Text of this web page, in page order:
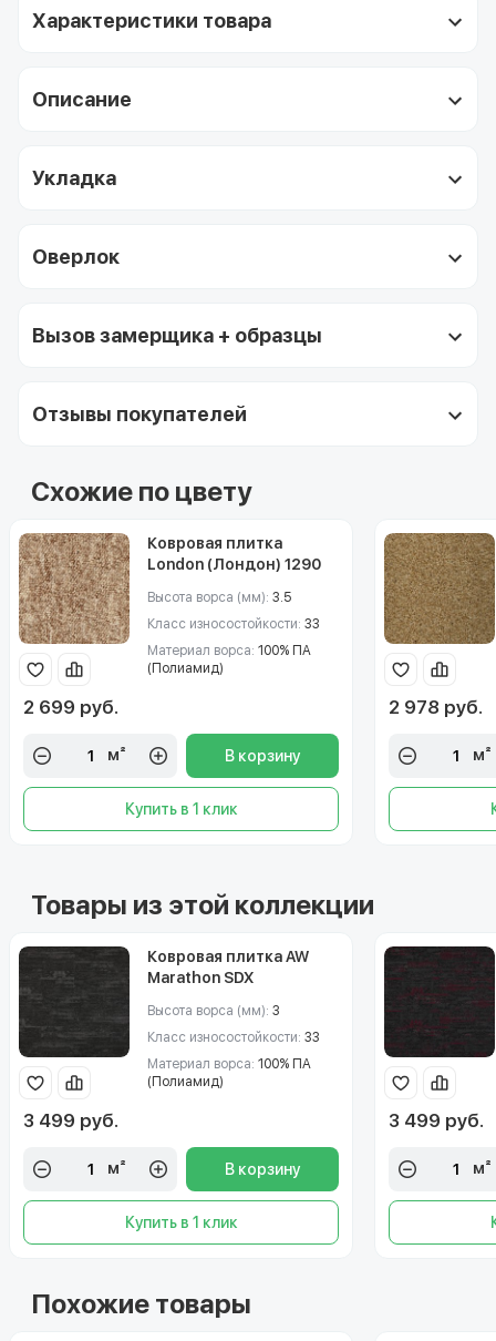
Характеристики товара
Описание
Укладка
Оверлок
Вызов замерщика + образцы
Отзывы покупателей
Схожие по цвету
Ковровая плитка
London (Лондон) 1290
Высота ворса (мм): 3.5
Класс износостойкости: 33
Материал ворса: 100% ПА
(Полиамид)
2 699 руб.
м² В корзину
Купить в 1 клик
2 978 руб.
м²
Товары из этой коллекции
Ковровая плитка AW
Marathon SDX
Высота ворса (мм): 3
Класс износостойкости: 33
Материал ворса: 100% ПА
(Полиамид)
3 499 руб.
м² В корзину
Купить в 1 клик
3 499 руб.
м²
Похожие товары